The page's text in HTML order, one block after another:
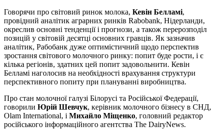
Говорячи про світовий ринок молока, Кевін Белламі,
провідний аналітик аграрних ринків Rabobank, Нідерланди,
окреслив основні тенденції і прогнози, а також перерозподіл
позицій у світовій десятці основних гравців. Як зазначив
аналітик, Рабобанк дуже оптимістичний щодо перспектив
зростання світового молочного ринку: попит буде рости, і є
кілька регіонів, здатних цей попит задовольнити. Кевін
Белламі наголосив на необхідності врахування структури
перспективного попиту при плануванні виробництва.
Про стан молочної галузі Білорусі та Російської Федерації,
говорили Юрій Шевчук, керівник молочного бізнесу в СНД,
Olam International, і Михайло Міщенко, головний редактор
російського інформаційного агентства The DairyNews.